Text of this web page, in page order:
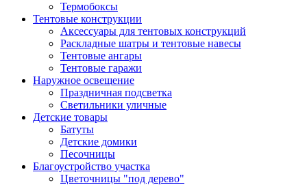
Термобоксы
Тентовые конструкции
Аксессуары для тентовых конструкций
Раскладные шатры и тентовые навесы
Тентовые ангары
Тентовые гаражи
Наружное освещение
Праздничная подсветка
Светильники уличные
Детские товары
Батуты
Детские домики
Песочницы
Благоустройство участка
Цветочницы "под дерево"